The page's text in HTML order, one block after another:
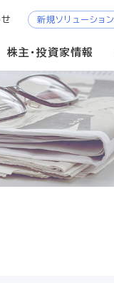
株主・投資家情報
新規ソリューション